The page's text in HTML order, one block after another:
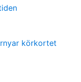
körkortet